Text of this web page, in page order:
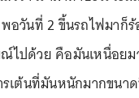
อวันที่ 2 ขึ้นรถไฟมาก็
ไปด้วย คือมันเหนื่อยม
รเต้นที่มันหนักมากขน